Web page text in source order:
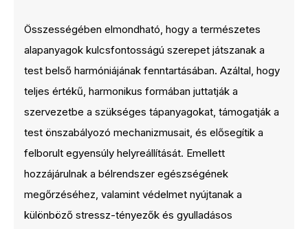
Összességében elmondható, hogy a természetes
alapanyagok kulcsfontosságú szerepet játszanak a
test belső harmóniájának fenntartásában. Azáltal, hogy
teljes értékű, harmonikus formában juttatják a
szervezetbe a szükséges tápanyagokat, támogatják a
test önszabályozó mechanizmusait, és elősegítik a
felborult egyensúly helyreállítását. Emellett
hozzájárulnak a bélrendszer egészségének
megőrzéséhez, valamint védelmet nyújtanak a
különböző stressz-tényezők és gyulladásos